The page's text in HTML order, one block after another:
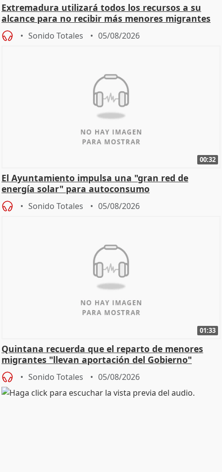
Extremadura utilizará todos los recursos a su
alcance para no recibir más menores migrantes
Sonido Totales 05/08/2026
00:32
El Ayuntamiento impulsa una "gran red de
energía solar" para autoconsumo
Sonido Totales 05/08/2026
01:33
Quintana recuerda que el reparto de menores
migrantes "llevan aportación del Gobierno"
central
Sonido Totales 05/08/2026